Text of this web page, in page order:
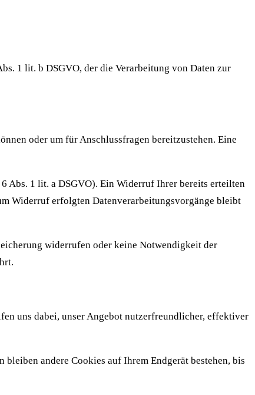
1 lit. b DSGVO, der die Verarbeitung von Daten zur
oder um für Anschlussfragen bereitzustehen. Eine
Abs. 1 lit. a DSGVO). Ein Widerruf Ihrer bereits erteilten
Widerruf erfolgten Datenverarbeitungsvorgänge bleibt
widerrufen oder keine Notwendigkeit der
uns dabei, unser Angebot nutzerfreundlicher, effektiver
andere Cookies auf Ihrem Endgerät bestehen, bis